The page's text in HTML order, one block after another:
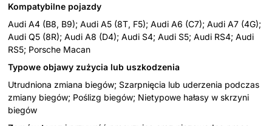
Kompatybilne pojazdy
Audi A4 (B8, B9); Audi A5 (8T, F5); Audi A6 (C7); Audi A7 (4G);
Audi Q5 (8R); Audi A8 (D4); Audi S4; Audi S5; Audi RS4; Audi
RS5; Porsche Macan
Typowe objawy zużycia lub uszkodzenia
Utrudniona zmiana biegów; Szarpnięcia lub uderzenia podczas
zmiany biegów; Poślizg biegów; Nietypowe hałasy w skrzyni
biegów